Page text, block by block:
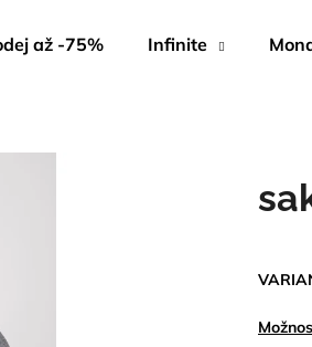
až -75% Infinite